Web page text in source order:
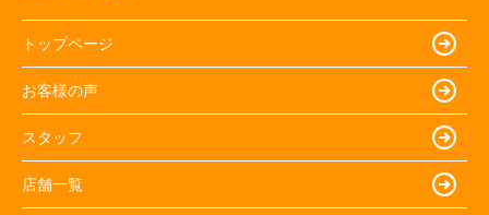
トップページ
お客様の声
スタッフ
店舗一覧